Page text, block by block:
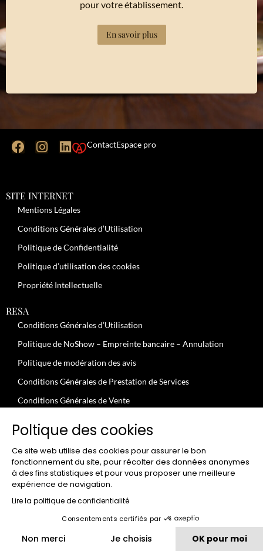
pour votre établissement.
En savoir plus
ContactEspace pro
SITE INTERNET
Mentions Légales
Conditions Générales d’Utilisation
Politique de Confidentialité
Politique d’utilisation des cookies
Propriété Intellectuelle
RESA
Conditions Générales d’Utilisation
Politique de NoShow – Empreinte bancaire – Annulation
Politique de modération des avis
Conditions Générales de Prestation de Services
Conditions Générales de Vente
JOBS
Conditions Générales – Clients Professionnels
Conditions Uilisation – Particuliers
CLUB
FGood Club – Conditions Générales d’utilisation
FGood Club – Conditions Générales de Vente
Poltique des cookies
Ce site web utilise des cookies pour assurer le bon
fonctionnement du site, pour récolter des données anonymes
à des fins statistiques et pour vous proposer une meilleure
expérience de navigation.
Lire la politique de confidentialité
Consentements certifiés par
Non merci Je choisis OK pour moi